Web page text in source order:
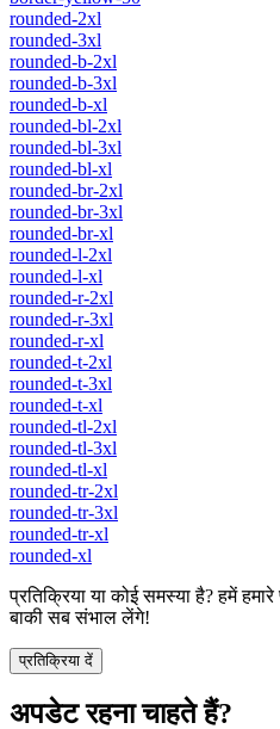
rounded-2xl
rounded-3xl
rounded-b-2xl
rounded-b-3xl
rounded-b-xl
rounded-bl-2xl
rounded-bl-3xl
rounded-bl-xl
rounded-br-2xl
rounded-br-3xl
rounded-br-xl
rounded-l-2xl
rounded-l-xl
rounded-r-2xl
rounded-r-3xl
rounded-r-xl
rounded-t-2xl
rounded-t-3xl
rounded-t-xl
rounded-tl-2xl
rounded-tl-3xl
rounded-tl-xl
rounded-tr-2xl
rounded-tr-3xl
rounded-tr-xl
rounded-xl
प्रतिक्रिया या कोई समस्या है? हमें
बाकी सब संभाल लेंगे!
प्रतिक्रिया दें
अपडेट रहना चाहते हैं?